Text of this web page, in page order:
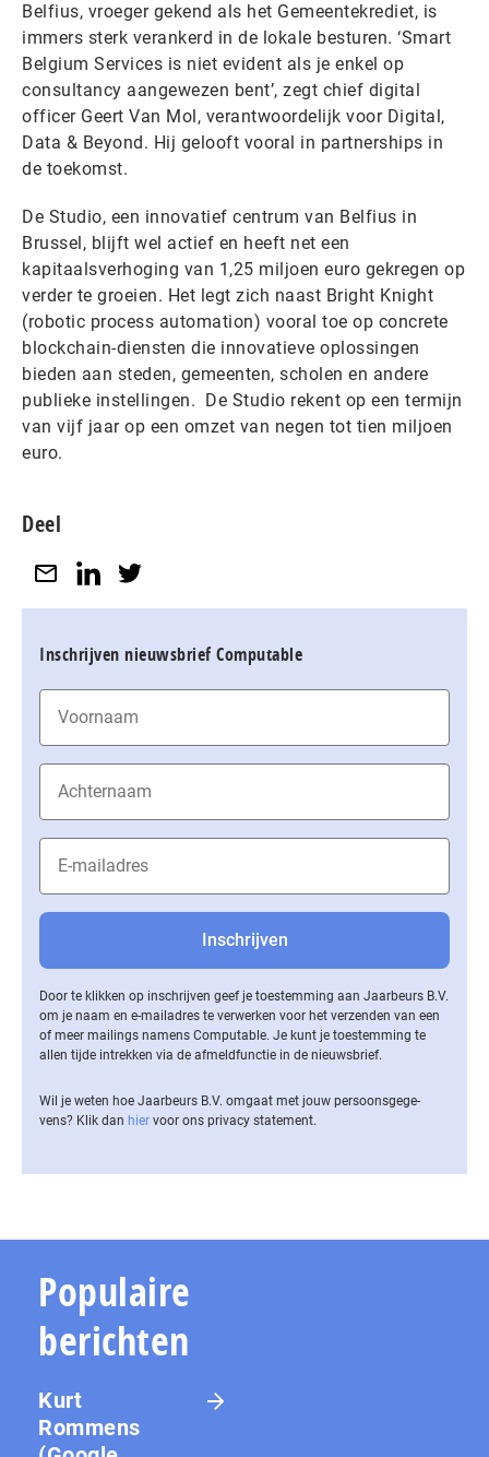
Belfius, vroeger gekend als het Gemeentekrediet, is
immers sterk verankerd in de lokale besturen. ‘Smart
Belgium Services is niet evident als je enkel op
consultancy aangewezen bent’, zegt chief digital
officer Geert Van Mol, verantwoordelijk voor Digital,
Data & Beyond. Hij gelooft vooral in partnerships in
de toekomst.
De Studio, een innovatief centrum van Belfius in
Brussel, blijft wel actief en heeft net een
kapitaalsverhoging van 1,25 miljoen euro gekregen op
verder te groeien. Het legt zich naast Bright Knight
(robotic process automation) vooral toe op concrete
blockchain-diensten die innovatieve oplossingen
bieden aan steden, gemeenten, scholen en andere
publieke instellingen. De Studio rekent op een termijn
van vijf jaar op een omzet van negen tot tien miljoen
euro.
Deel
Inschrijven nieuwsbrief Computable
Door te klikken op inschrijven geef je toestemming aan Jaarbeurs B.V.
om je naam en e-mailadres te verwerken voor het verzenden van een
of meer mailings namens Computable. Je kunt je toestemming te
allen tijde intrekken via de af­meld­func­tie in de nieuwsbrief.
Wil je weten hoe Jaarbeurs B.V. omgaat met jouw per­soons­ge­ge­
vens? Klik dan hier voor ons privacy statement.
Populaire
berichten
Kurt
Rommens